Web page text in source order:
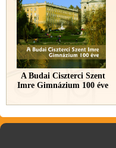
A Budai Ciszterci Szent
Imre Gimnázium 100 éve